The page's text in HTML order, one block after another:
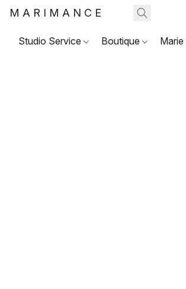
MARIMANCE
Studio Service Boutique